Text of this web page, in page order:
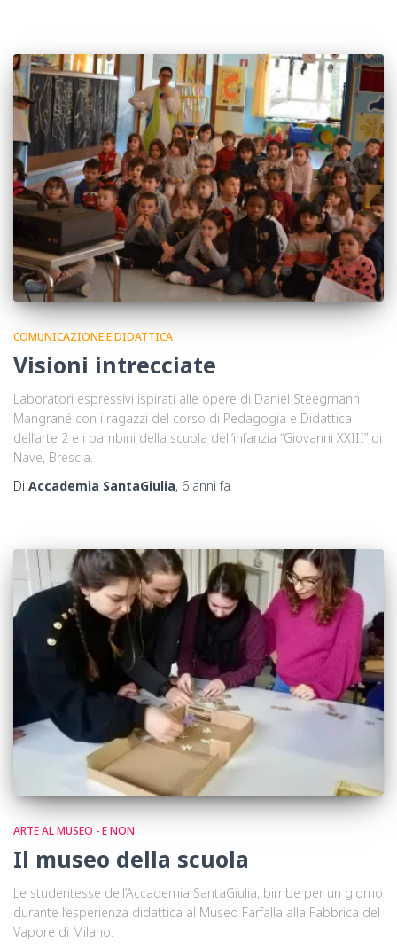
COMUNICAZIONE E DIDATTICA
Visioni intrecciate
Laboratori espressivi ispirati alle opere di Daniel Steegmann
Mangrané con i ragazzi del corso di Pedagogia e Didattica
dell’arte 2 e i bambini della scuola dell’infanzia “Giovanni XXIII” di
Nave, Brescia.
Di Accademia SantaGiulia, 6 anni fa
ARTE AL MUSEO - E NON
Il museo della scuola
Le studentesse dell’Accademia SantaGiulia, bimbe per un giorno
durante l’esperienza didattica al Museo Farfalla alla Fabbrica del
Vapore di Milano.